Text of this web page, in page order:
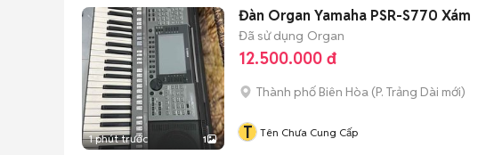
1 phút trước 1
Đàn Organ Yamaha PSR-S770 Xám
Đã sử dụng Organ
12.500.000 đ
Thành phố Biên Hòa (P. Trảng Dài mới)
T Tên Chưa Cung Cấp